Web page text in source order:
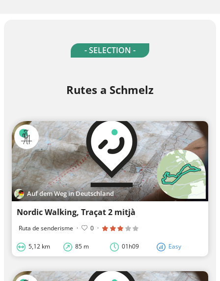
- SELECTION -
Rutes a Schmelz
Auf dem Weg in Deutschland
Nordic Walking, Traçat 2 mitjà
Ruta de senderisme · 0 ·
5,12 km 85 m 01h09 Easy